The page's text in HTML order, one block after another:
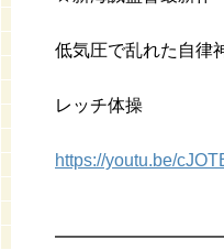
低気圧で乱れた自律
レッチ体操
https://youtu.be/